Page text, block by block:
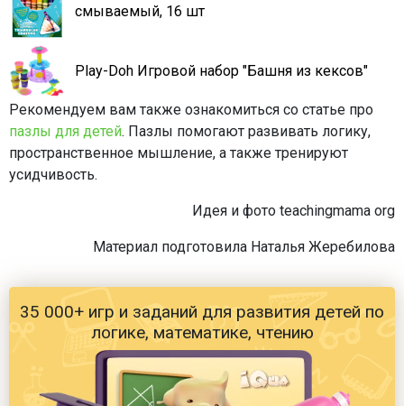
смываемый, 16 шт
Play-Doh Игровой набор "Башня из кексов"
Рекомендуем вам также ознакомиться со статье про
пазлы для детей. Пазлы помогают развивать логику,
пространственное мышление, а также тренируют
усидчивость.
Идея и фото teachingmama org
Материал подготовила Наталья Жеребилова
35 000+ игр и заданий для развития детей по
логике, математике, чтению